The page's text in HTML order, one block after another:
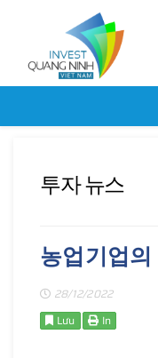
투자 뉴스
농업기업
28/12/2022
Lưu
In